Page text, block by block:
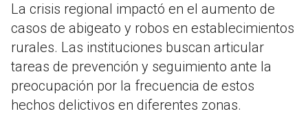
La crisis regional impactó en el aumento de
casos de abigeato y robos en establecimientos
rurales. Las instituciones buscan articular
tareas de prevención y seguimiento ante la
preocupación por la frecuencia de estos
hechos delictivos en diferentes zonas.